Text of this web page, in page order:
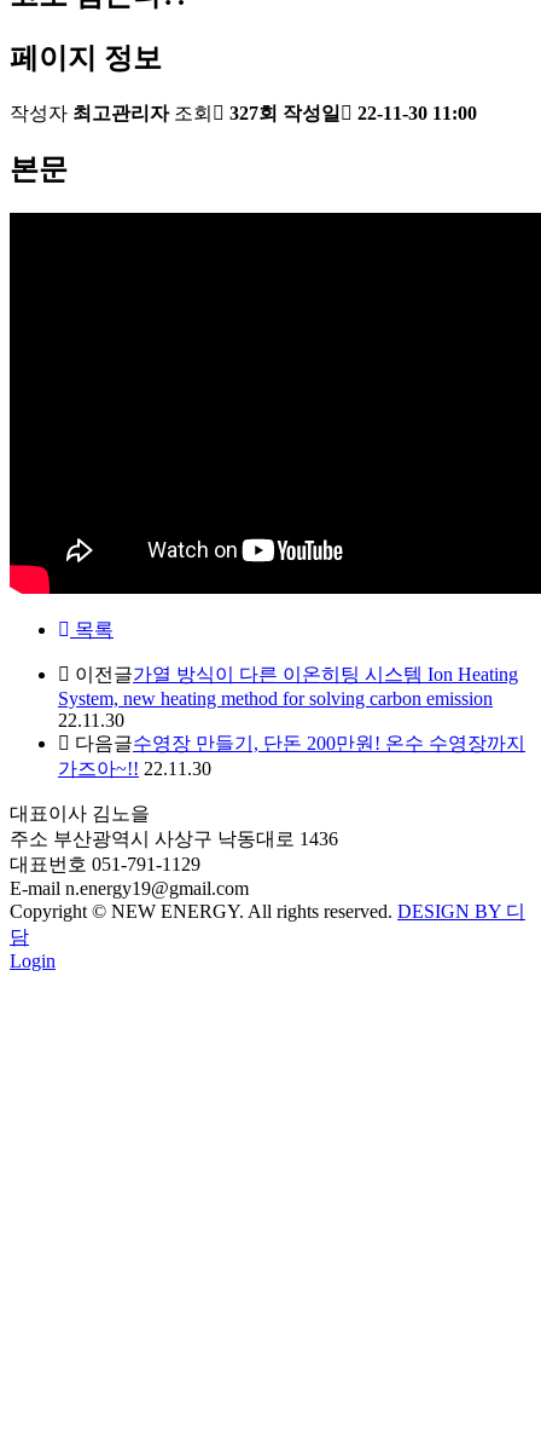
페이지 정보
작성자 최고관리자 조회 327회 작성일 22-11-30 11:00
본문
목록
이전글가열 방식이 다른 이온히팅 시스템 Ion Heating
System, new heating method for solving carbon emission
22.11.30
다음글수영장 만들기, 단돈 200만원! 온수 수영장까지
가즈아~!! 22.11.30
대표이사 김노을
주소 부산광역시 사상구 낙동대로 1436
대표번호 051-791-1129
E-mail n.energy19@gmail.com
Copyright © NEW ENERGY. All rights reserved. DESIGN BY 디
담
Login